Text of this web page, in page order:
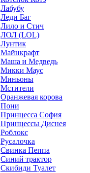
Лабубу
Леди Баг
Лило и Стич
ЛОЛ (LOL)
Лунтик
Майнкрафт
Маша и Медведь
Микки Маус
Миньоны
Мстители
Оранжевая корова
Пони
Принцесса София
Принцессы Диснея
Роблокс
Русалочка
Свинка Пеппа
Синий трактор
Скибиди Туалет